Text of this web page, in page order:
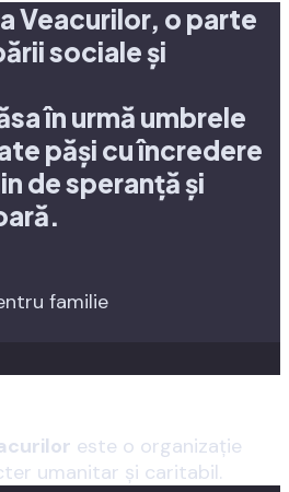
Veacurilor, o parte
sociale și
în urmă umbrele
păși cu încredere
de speranță și
este o organizaţie
umanitar şi caritabil.